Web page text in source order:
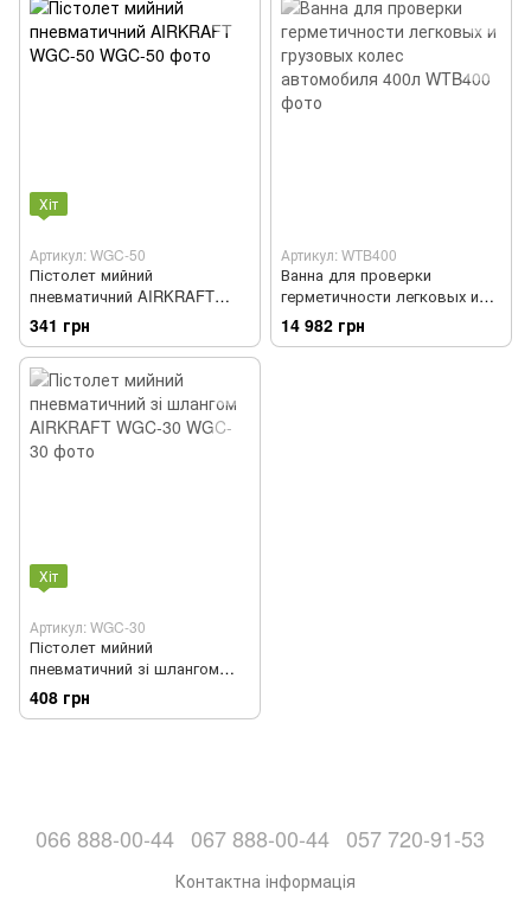
Хіт
Артикул: WGC-50
Пістолет мийний
пневматичний AIRKRAFT
WGC-50
341 грн
Артикул: WTB400
Ванна для проверки
герметичности легковых и
грузовых колес автомобиля
400л
14 982 грн
Хіт
Артикул: WGC-30
Пістолет мийний
пневматичний зі шлангом
AIRKRAFT WGC-30
408 грн
066 888-00-44 067 888-00-44 057 720-91-53
Контактна інформація